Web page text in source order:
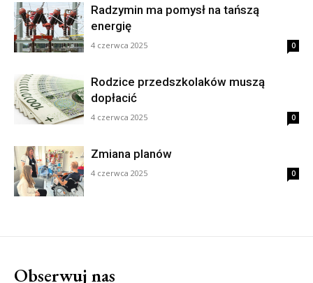
Radzymin ma pomysł na tańszą
energię
4 czerwca 2025 0
Rodzice przedszkolaków muszą
dopłacić
4 czerwca 2025 0
Zmiana planów
4 czerwca 2025 0
Obserwuj nas